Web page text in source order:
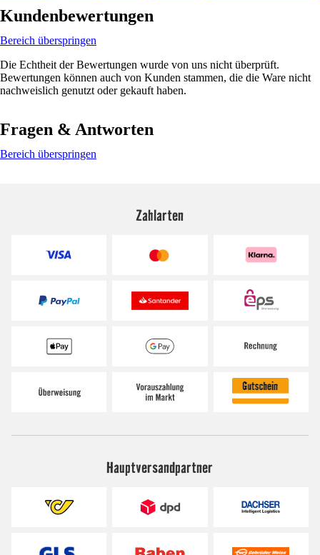
Kundenbewertungen
Bereich überspringen
Die Echtheit der Bewertungen wurde von uns nicht überprüft.
Bewertungen können auch von Kunden stammen, die die Ware nicht
nachweislich genutzt oder gekauft haben.
Fragen & Antworten
Bereich überspringen
Zahlarten
Hauptversandpartner